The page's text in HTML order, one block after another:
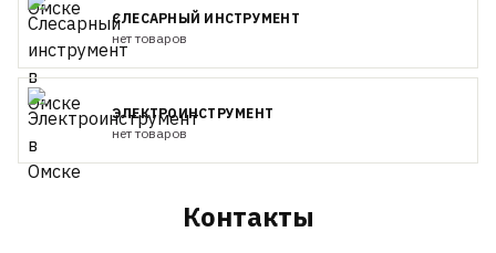
СЛЕСАРНЫЙ ИНСТРУМЕНТ
нет товаров
ЭЛЕКТРОИНСТРУМЕНТ
нет товаров
Контакты